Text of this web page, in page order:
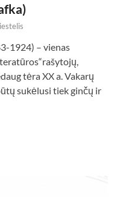
1924) – vienas
tėra XX a. Vakarų
sukėlusi tiek ginčų ir